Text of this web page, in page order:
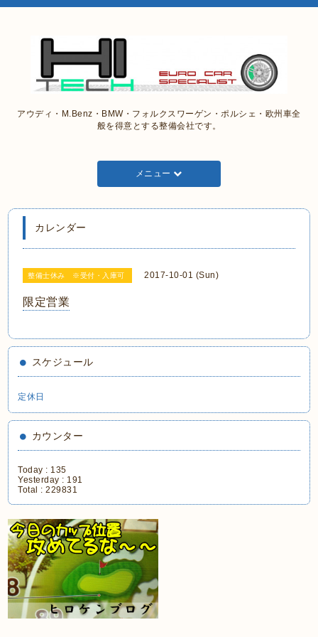
アウディ・M.Benz・BMW・フォルクスワーゲン・ポルシェ・欧州車全
般を得意とする整備会社です。
メニュー
カレンダー
整備士休み ※受付・入庫可 2017-10-01 (Sun)
限定営業
スケジュール
定休日
カウンター
Today : 135
Yesterday : 191
Total :229831